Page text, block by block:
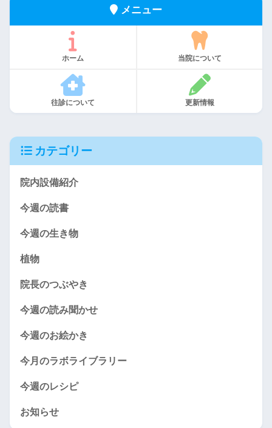
メニュー
ホーム 当院について
往診について 更新情報
カテゴリー
院内設備紹介
今週の読書
今週の生き物
植物
院長のつぶやき
今週の読み聞かせ
今週のお絵かき
今月のラボライブラリー
今週のレシピ
お知らせ